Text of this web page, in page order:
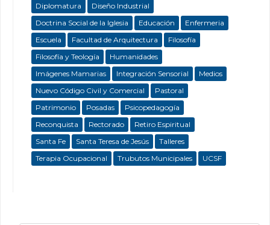
Diplomatura
Diseño Industrial
Doctrina Social de la Iglesia
Educación
Enfermeria
Escuela
Facultad de Arquitectura
Filosofía
Filosofía y Teología
Humanidades
Imágenes Mamarias
Integración Sensorial
Medios
Nuevo Código Civil y Comercial
Pastoral
Patrimonio
Posadas
Psicopedagogía
Reconquista
Rectorado
Retiro Espiritual
Santa Fe
Santa Teresa de Jesús
Talleres
Terapia Ocupacional
Trubutos Municipales UCSF